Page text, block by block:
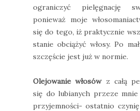
ograniczyć pielęgnację
ponieważ moje
się do tego, iż praktycznie
stanie obciążyć włosy. Po
szczęście jest już w normie.
Olejowanie włosówz całą
się do lubianych przeze mnie
przyjemności- ostatnio